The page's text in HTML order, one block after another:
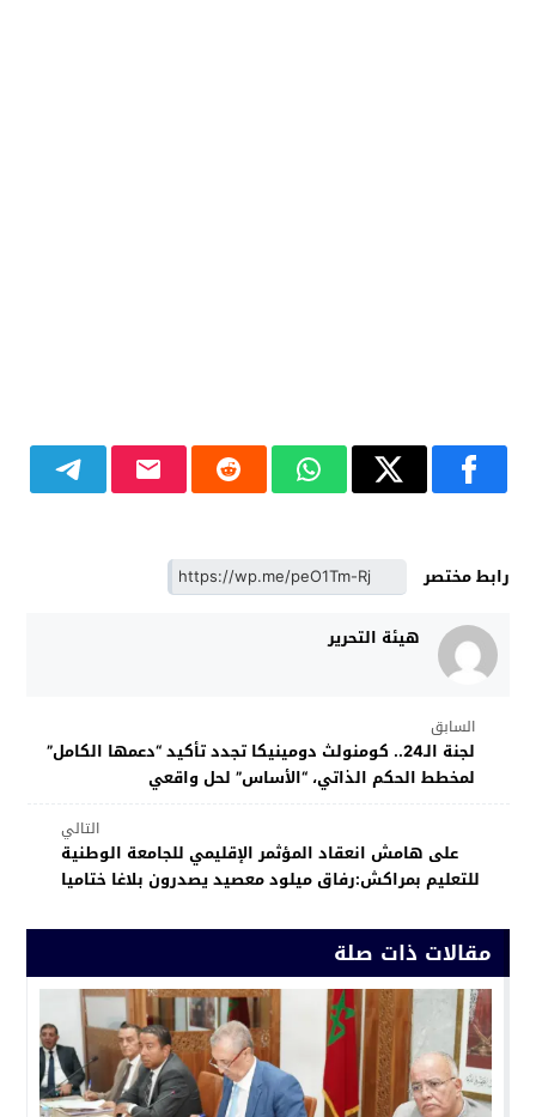
رابط مختصر
هيئة التحرير
السابق
لجنة الـ24.. كومنولث دومينيكا تجدد تأكيد “دعمها الكامل”
لمخطط الحكم الذاتي، “الأساس” لحل واقعي
التالي
على هامش انعقاد المؤثمر الإقليمي للجامعة الوطنية
للتعليم بمراكش:رفاق ميلود معصيد يصدرون بلاغا ختاميا
مقالات ذات صلة